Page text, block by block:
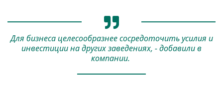
Для бизнеса целесообразнее сосредоточить усилия и
инвестиции на других заведениях, - добавили в
компании.